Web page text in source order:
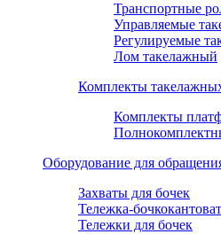
Транспортные
Управляемые
Регулируемые
Лом такелажный
Комплекты
Комплекты
Оборудование для
Захваты для бочек
Тележка-
Тележки для бочек